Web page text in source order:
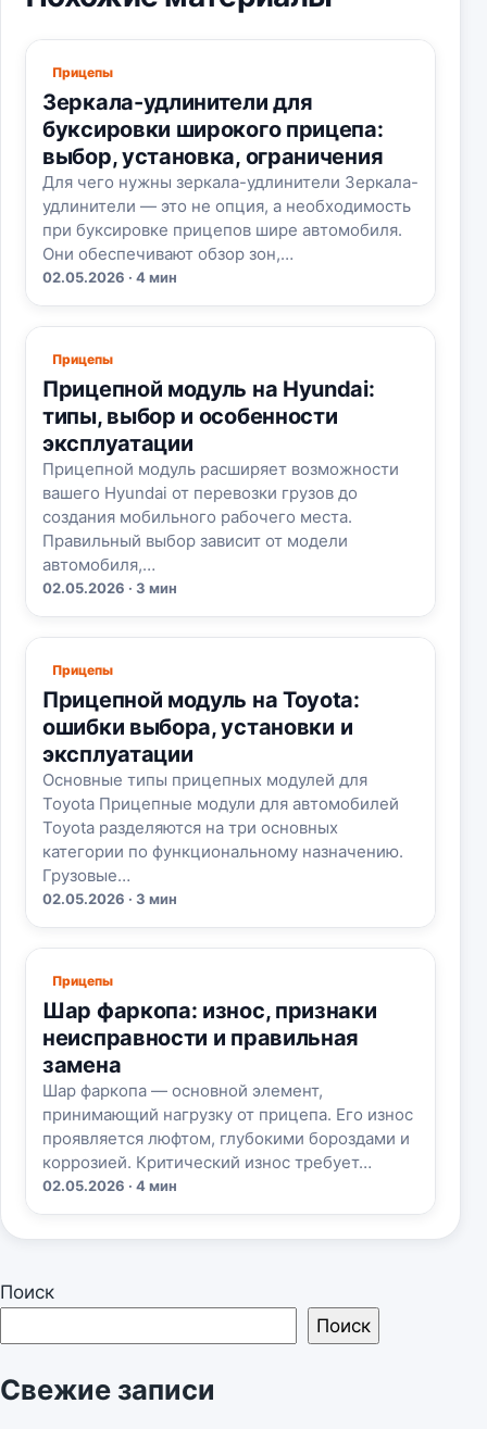
Прицепы
Зеркала-удлинители для
буксировки широкого прицепа:
выбор, установка, ограничения
Для чего нужны зеркала-удлинители Зеркала-
удлинители — это не опция, а необходимость
при буксировке прицепов шире автомобиля.
Они обеспечивают обзор зон,…
02.05.2026 · 4 мин
Прицепы
Прицепной модуль на Hyundai:
типы, выбор и особенности
эксплуатации
Прицепной модуль расширяет возможности
вашего Hyundai от перевозки грузов до
создания мобильного рабочего места.
Правильный выбор зависит от модели
автомобиля,…
02.05.2026 · 3 мин
Прицепы
Прицепной модуль на Toyota:
ошибки выбора, установки и
эксплуатации
Основные типы прицепных модулей для
Toyota Прицепные модули для автомобилей
Toyota разделяются на три основных
категории по функциональному назначению.
Грузовые…
02.05.2026 · 3 мин
Прицепы
Шар фаркопа: износ, признаки
неисправности и правильная
замена
Шар фаркопа — основной элемент,
принимающий нагрузку от прицепа. Его износ
проявляется люфтом, глубокими бороздами и
коррозией. Критический износ требует…
02.05.2026 · 4 мин
Поиск
Поиск
Свежие записи